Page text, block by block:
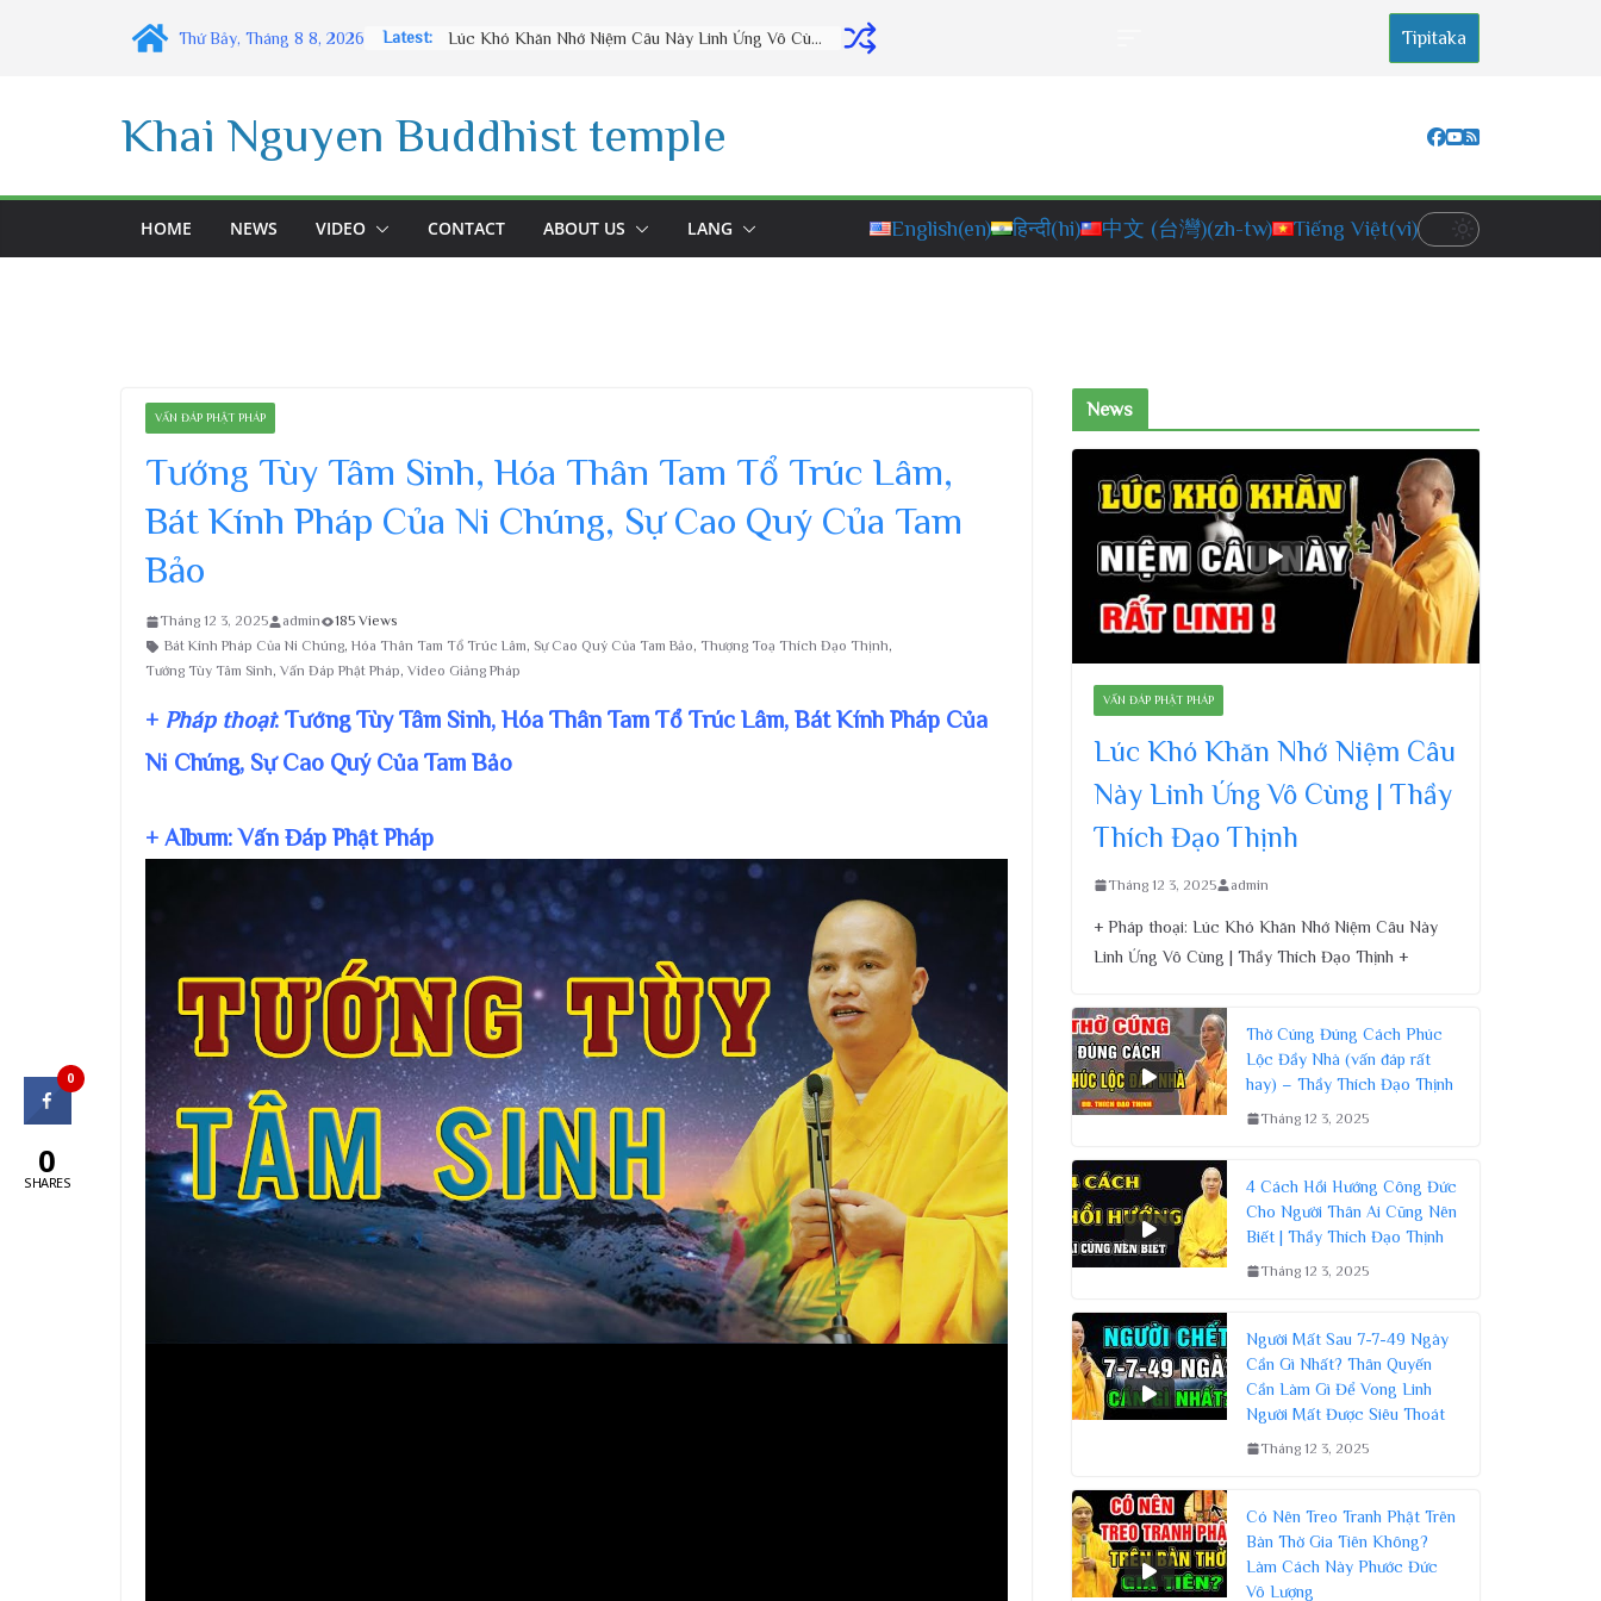
Thứ Bảy, Tháng 8 8, 2026 Latest: Thờ Cúng Đúng Cách Phúc Lộc Đầy Nhà (vấn đáp rất hay) – Thầy Thích Đạo Thịnh Tipitaka
Khai Nguyen Buddhist temple
HOME NEWS VIDEO CONTACT ABOUT US LANG English(en) हिन्दी(hi) 中文 (台灣)(zh-tw) Tiếng Việt(vi)
VẤN ĐÁP PHẬT PHÁP
Tướng Tùy Tâm Sinh, Hóa Thân Tam Tổ Trúc Lâm,
Bát Kính Pháp Của Ni Chúng, Sự Cao Quý Của Tam
Bảo
Tháng 12 3, 2025 admin
185 Views
Bát Kính Pháp Của Ni Chúng, Hóa Thân Tam Tổ Trúc Lâm, Sự Cao Quý Của Tam Bảo, Thượng Toạ Thích Đạo Thịnh,
Tướng Tùy Tâm Sinh, Vấn Đáp Phật Pháp, Video Giảng Pháp
+ Pháp thoại: Tướng Tùy Tâm Sinh, Hóa Thân Tam Tổ Trúc Lâm, Bát Kính Pháp Của
Ni Chúng, Sự Cao Quý Của Tam Bảo
+ Album: Vấn Đáp Phật Pháp
News
VẤN ĐÁP PHẬT PHÁP
Lúc Khó Khăn Nhớ Niệm Câu
Này Linh Ứng Vô Cùng | Thầy
Thích Đạo Thịnh
Tháng 12 3, 2025 admin
+ Pháp thoại: Lúc Khó Khăn Nhớ Niệm Câu Này
Linh Ứng Vô Cùng | Thầy Thích Đạo Thịnh +
Thờ Cúng Đúng Cách Phúc
Lộc Đầy Nhà (vấn đáp rất
hay) – Thầy Thích Đạo Thịnh
Tháng 12 3, 2025
4 Cách Hồi Hướng Công Đức
Cho Người Thân Ai Cũng Nên
Biết | Thầy Thích Đạo Thịnh
Tháng 12 3, 2025
Người Mất Sau 7-7-49 Ngày
Cần Gì Nhất? Thân Quyến
Cần Làm Gì Để Vong Linh
Người Mất Được Siêu Thoát
Tháng 12 3, 2025
Có Nên Treo Tranh Phật Trên
Bàn Thờ Gia Tiên Không?
Làm Cách Này Phước Đức
Vô Lượng
0
0
SHARES